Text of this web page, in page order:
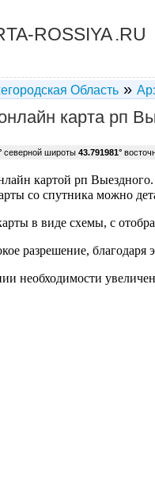
ROSSIYA.RU
Область »
карта рп
северной широты 43.791981°
картой рп
со спутника можно
в виде схемы, с
разрешение, благодаря
необходимости